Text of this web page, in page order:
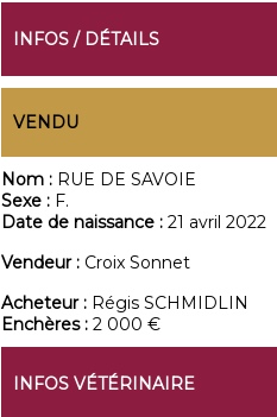
INFOS / DÉTAILS
VENDU
Nom : RUE DE SAVOIE
Sexe : F.
Date de naissance : 21 avril 2022
Vendeur : Croix Sonnet
Acheteur : Régis SCHMIDLIN
Enchères : 2 000 €
INFOS VÉTÉRINAIRE